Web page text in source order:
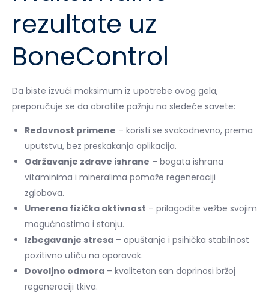
rezultate uz
BoneControl
Da biste izvući maksimum iz upotrebe ovog gela,
preporučuje se da obratite pažnju na sledeće savete:
Redovnost primene – koristi se svakodnevno, prema
uputstvu, bez preskakanja aplikacija.
Održavanje zdrave ishrane – bogata ishrana
vitaminima i mineralima pomaže regeneraciji
zglobova.
Umerena fizička aktivnost – prilagodite vežbe svojim
mogućnostima i stanju.
Izbegavanje stresa – opuštanje i psihička stabilnost
pozitivno utiču na oporavak.
Dovoljno odmora – kvalitetan san doprinosi bržoj
regeneraciji tkiva.